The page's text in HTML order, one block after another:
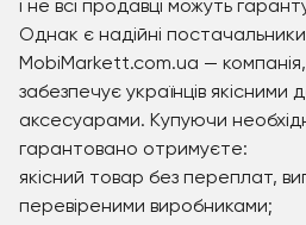
і не всі продавці можуть
Однак є надійні
MobiMarkett.com.ua —
забезпечує українців якісними
аксесуарами. Купуючи
гарантовано отримуєте:
якісний товар без переплат,
перевіреними виробниками;